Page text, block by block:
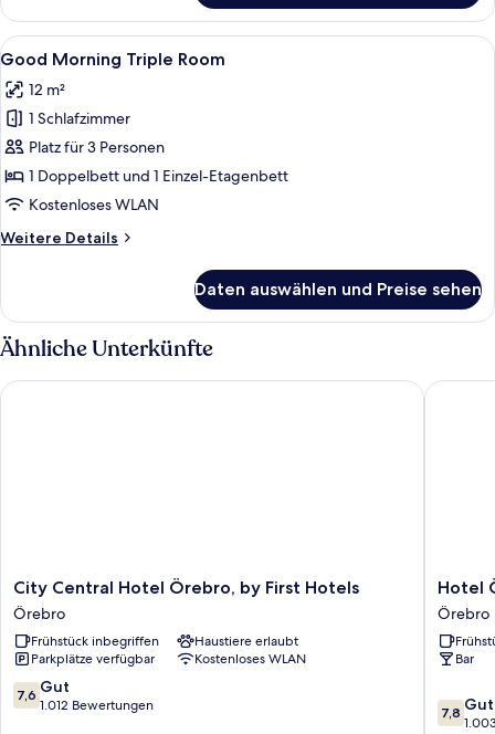
Morning
Twin
Room
Alle
Fotos
für
Good
Morning
Triple
Room
Ein kleines Hotelzimmer mit
11
Good Morning Triple Room
12 m²
1 Schlafzimmer
Platz für 3 Personen
1 Doppelbett und 1 Einzel-Etagenbett
Kostenloses WLAN
Weitere Details
Weitere
Morning
Triple
Room
Daten auswählen und Preise sehen
Ähnliche Unterkünfte
City
Central
Hotel
Örebro,
by
First
Hotels
City Central Hotel Örebro, by First Hotels
Örebro
Frühstück inbegriffen
Haustiere erlaubt
Parkplätze verfügbar
Kostenloses WLAN
7.6
von
7,6 Gut
1.012 Bewertungen
City Central Hotel Örebro, by First Hotels
Hotel
Örebro
Örebro
Hotel
Örebro
Bar
7.8
von
7,8 Gut
Hotel